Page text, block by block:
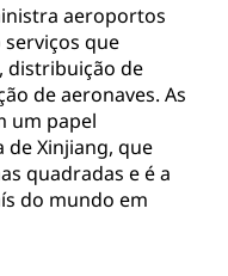
aeroportos
que
distribuição de
de aeronaves. As
um papel
Xinjiang, que
quadradas e é a
do mundo em